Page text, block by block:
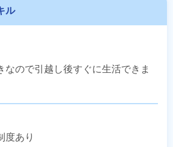
ル
なので引越し後すぐに生活できま
度あり